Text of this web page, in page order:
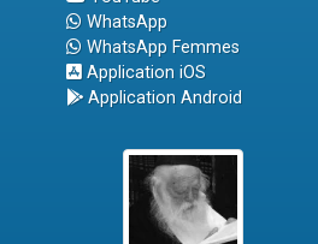
WhatsApp
WhatsApp Femmes
Application iOS
Application Android